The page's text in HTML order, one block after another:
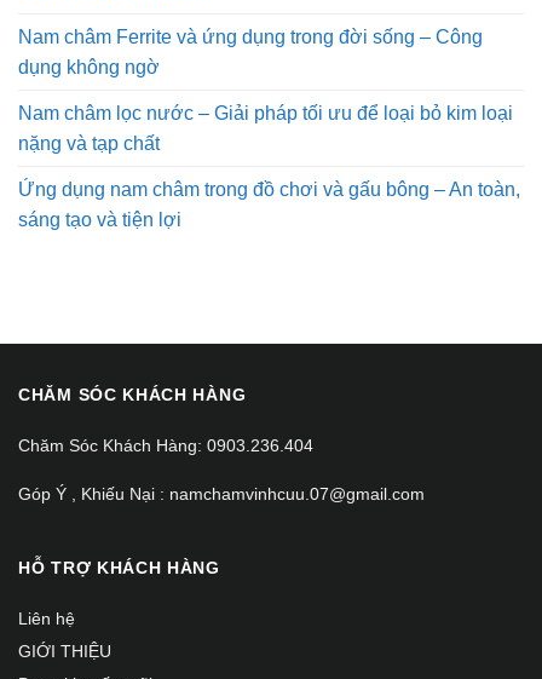
Nam châm Ferrite và ứng dụng trong đời sống – Công
dụng không ngờ
Nam châm lọc nước – Giải pháp tối ưu để loại bỏ kim loại
nặng và tạp chất
Ứng dụng nam châm trong đồ chơi và gấu bông – An toàn,
sáng tạo và tiện lợi
CHĂM SÓC KHÁCH HÀNG
Chăm Sóc Khách Hàng: 0903.236.404
Góp Ý , Khiếu Nại : namchamvinhcuu.07@gmail.com
HỖ TRỢ KHÁCH HÀNG
Liên hệ
GIỚI THIỆU